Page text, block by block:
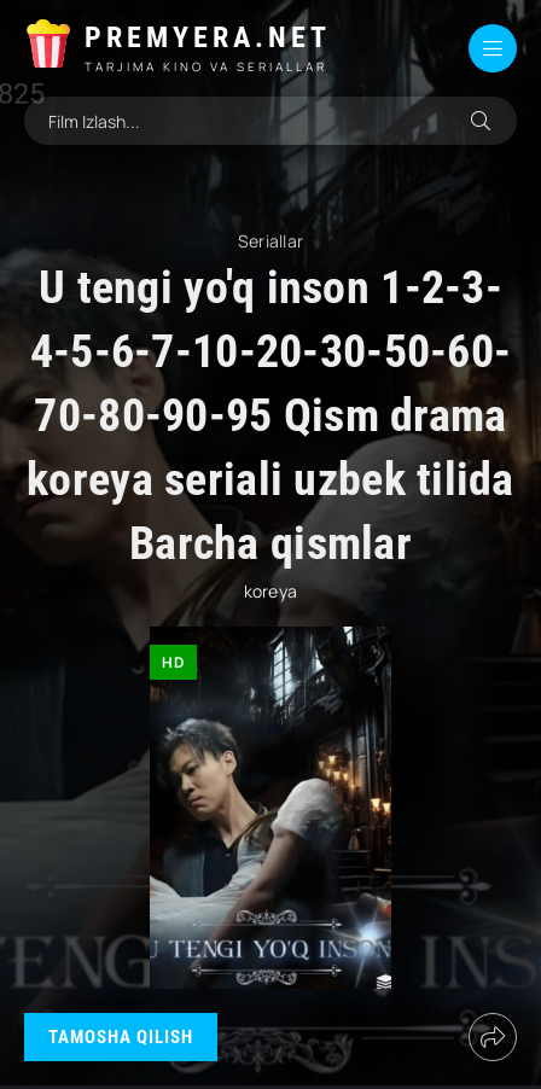
PREMYERA.NET
TARJIMA KINO VA SERIALLAR
Seriallar
U tengi yo'q inson 1-2-3-
4-5-6-7-10-20-30-50-60-
70-80-90-95 Qism drama
koreya seriali uzbek tilida
Barcha qismlar
koreya
HD
TAMOSHA QILISH